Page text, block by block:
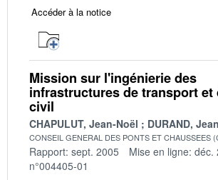
Accéder à la notice
Mission sur l'ingénierie des
infrastructures de transport et
civil
CHAPULUT, Jean-Noël DURAND, Jean
CONSEIL GENERAL DES PONTS ET CHAUSSEES
Rapport: sept. 2005 Mise en ligne: déc.
n°004405-01